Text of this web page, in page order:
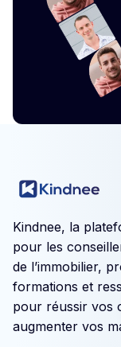
Kindnee, la
pour les
de l’immobilier,
formations et
pour réussir vos
augmenter vos